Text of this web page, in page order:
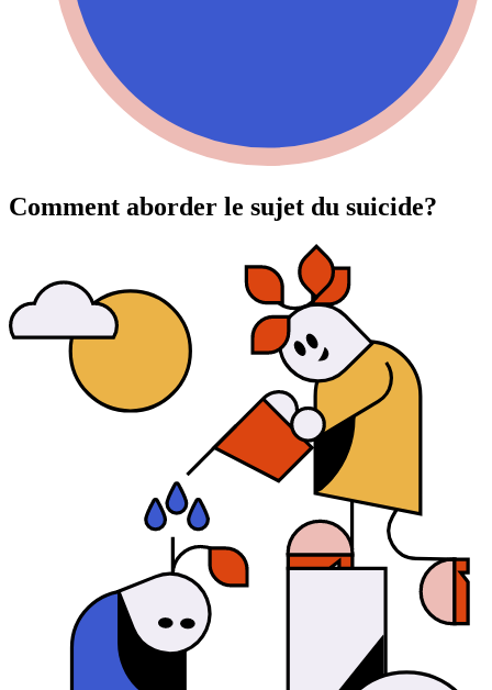
Comment aborder le sujet du suicide?